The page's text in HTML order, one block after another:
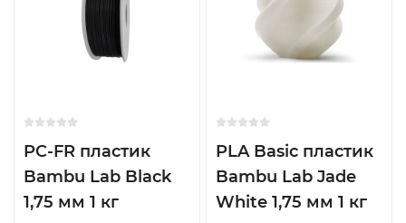
PC-FR пластик
Bambu Lab Black
1,75 мм 1 кг
PLA Basic пластик
Bambu Lab Jade
White 1,75 мм 1 кг